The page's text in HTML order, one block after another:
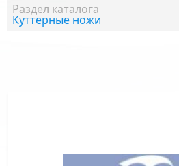
Раздел каталога
Куттерные ножи